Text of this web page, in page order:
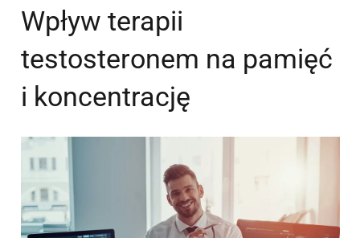
Wpływ terapii
testosteronem na pamięć
i koncentrację